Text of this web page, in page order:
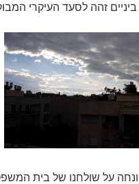
זהה לסעד העיקרי
על שולחנו של בית המשפט